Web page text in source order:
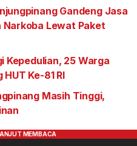
Gandeng Jasa
Narkoba Lewat Paket
Kepedulian, 25 Warga
Ke-81 RI
Masih Tinggi,